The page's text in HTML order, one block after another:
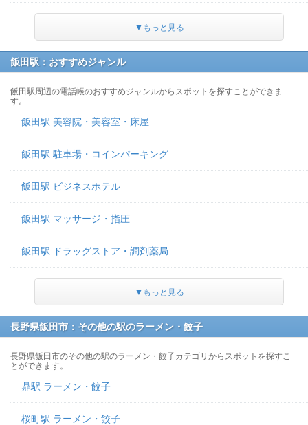
▼もっと見る
飯田駅：おすすめジャンル
飯田駅周辺の電話帳のおすすめジャンルからスポットを探すことができま
す。
飯田駅 美容院・美容室・床屋
飯田駅 駐車場・コインパーキング
飯田駅 ビジネスホテル
飯田駅 マッサージ・指圧
飯田駅 ドラッグストア・調剤薬局
▼もっと見る
長野県飯田市：その他の駅のラーメン・餃子
長野県飯田市のその他の駅のラーメン・餃子カテゴリからスポットを探すこ
とができます。
鼎駅 ラーメン・餃子
桜町駅 ラーメン・餃子